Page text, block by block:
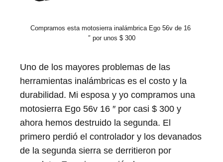
Compramos esta motosierra inalámbrica Ego 56v de 16
″ por unos $ 300
Uno de los mayores problemas de las
herramientas inalámbricas es el costo y la
durabilidad. Mi esposa y yo compramos una
motosierra Ego 56v 16 ″ por casi $ 300 y
ahora hemos destruido la segunda. El
primero perdió el controlador y los devanados
de la segunda sierra se derritieron por